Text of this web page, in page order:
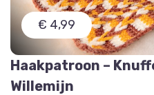
€ 4,99
Haakpatroon –
Willemijn